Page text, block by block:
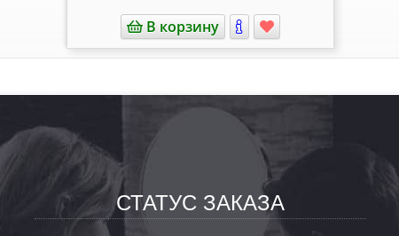
В корзину
СТАТУС ЗАКАЗА